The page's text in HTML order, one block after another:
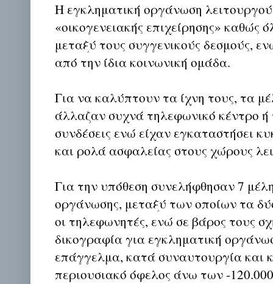
Η εγκληματική οργάνωση
«οικογενειακής επιχείρησης» καθώς
μεταξύ τους συγγενικούς δεσμούς,
από την ίδια κοινωνική ομάδα.
Για να καλύπτουν τα ίχνη τους, τα
άλλαζαν συχνά τηλεφωνικό κέντρο ή
συνδέσεις ενώ είχαν εγκαταστήσει
και ρολά ασφαλείας στους χώρους
Για την υπόθεση συνελήφθησαν 7
οργάνωσης, μεταξύ των οποίων τα
οι τηλεφωνητές, ενώ σε βάρος τους
δικογραφία για εγκληματική
επάγγελμα, κατά συναυτουργία και
περιουσιακό όφελος άνω των -